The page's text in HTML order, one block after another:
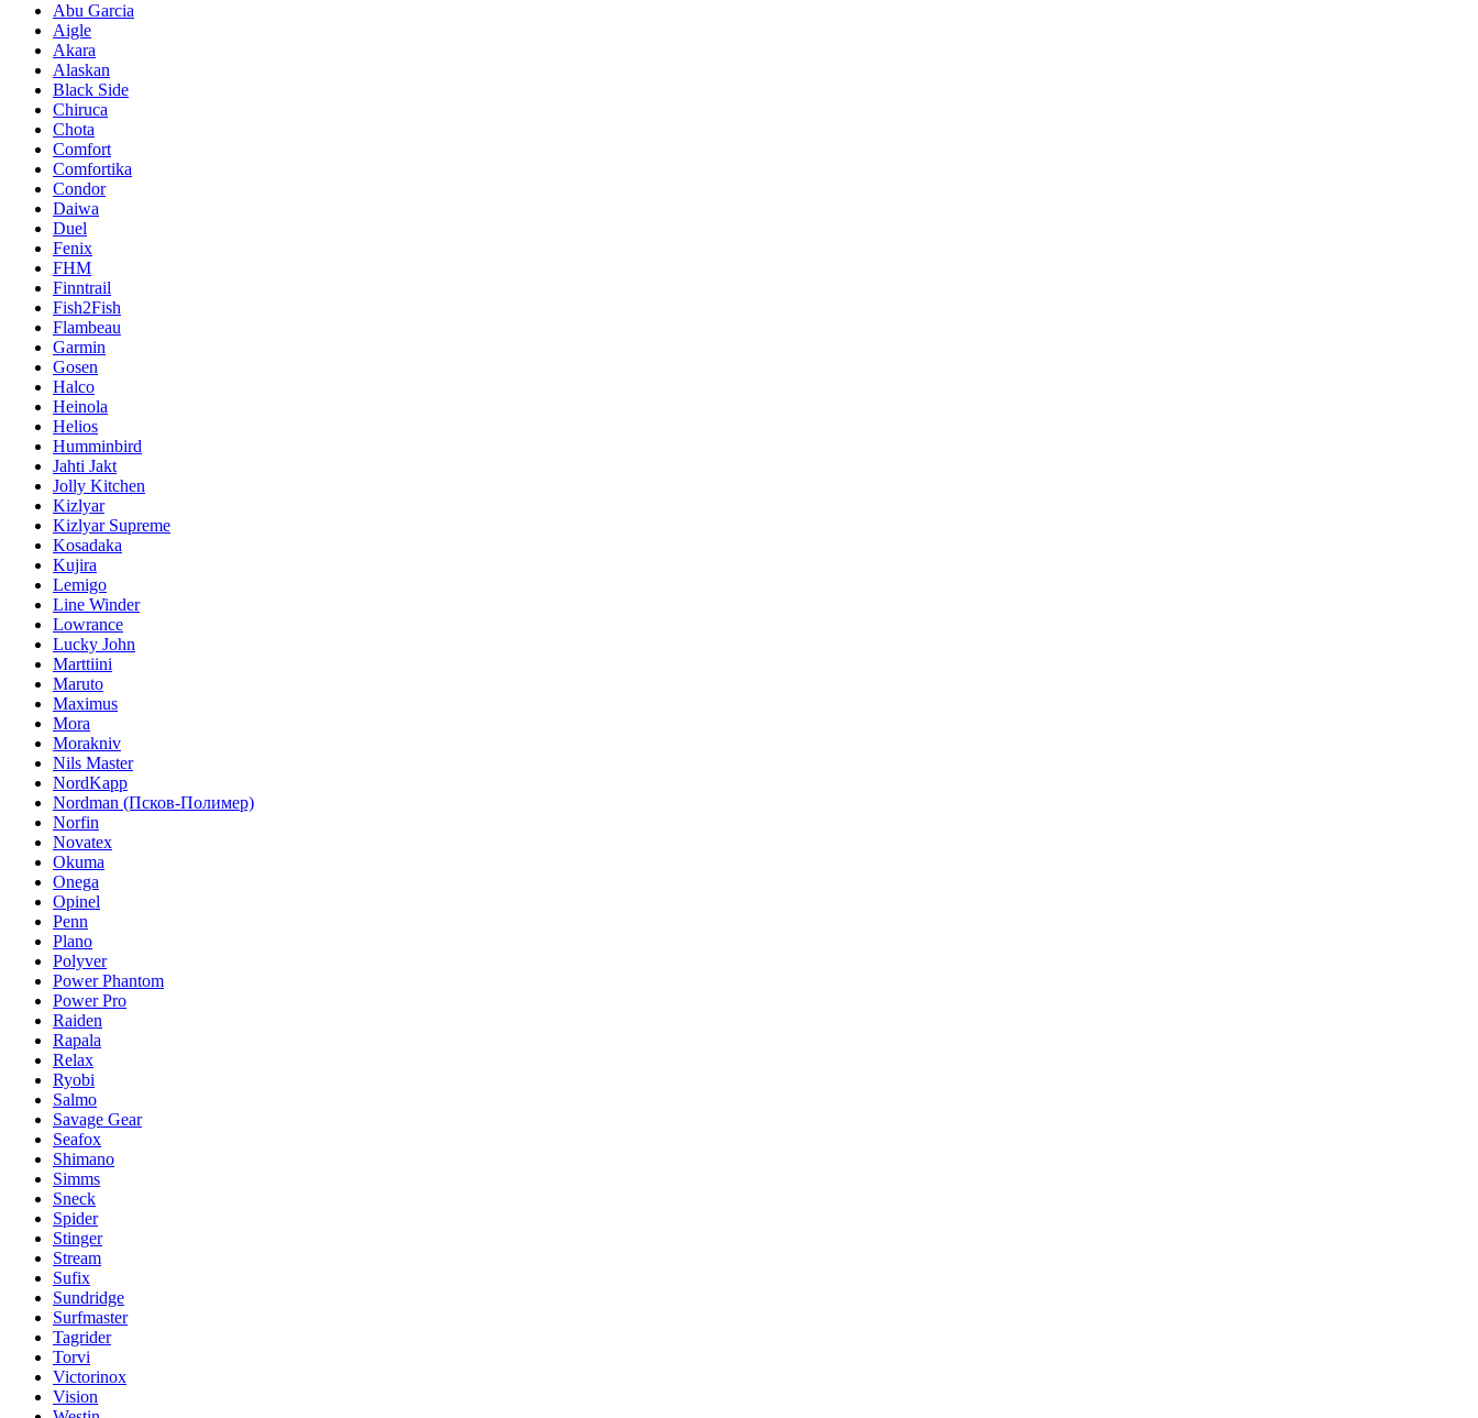
Abu Garcia
Aigle
Akara
Alaskan
Black Side
Chiruca
Chota
Comfort
Comfortika
Condor
Daiwa
Duel
Fenix
FHM
Finntrail
Fish2Fish
Flambeau
Garmin
Gosen
Halco
Heinola
Helios
Humminbird
Jahti Jakt
Jolly Kitchen
Kizlyar
Kizlyar Supreme
Kosadaka
Kujira
Lemigo
Line Winder
Lowrance
Lucky John
Marttiini
Maruto
Maximus
Mora
Morakniv
Nils Master
NordKapp
Nordman (Псков-Полимер)
Norfin
Novatex
Okuma
Onega
Opinel
Penn
Plano
Polyver
Power Phantom
Power Pro
Raiden
Rapala
Relax
Ryobi
Salmo
Savage Gear
Seafox
Shimano
Simms
Sneck
Spider
Stinger
Stream
Sufix
Sundridge
Surfmaster
Tagrider
Torvi
Victorinox
Vision